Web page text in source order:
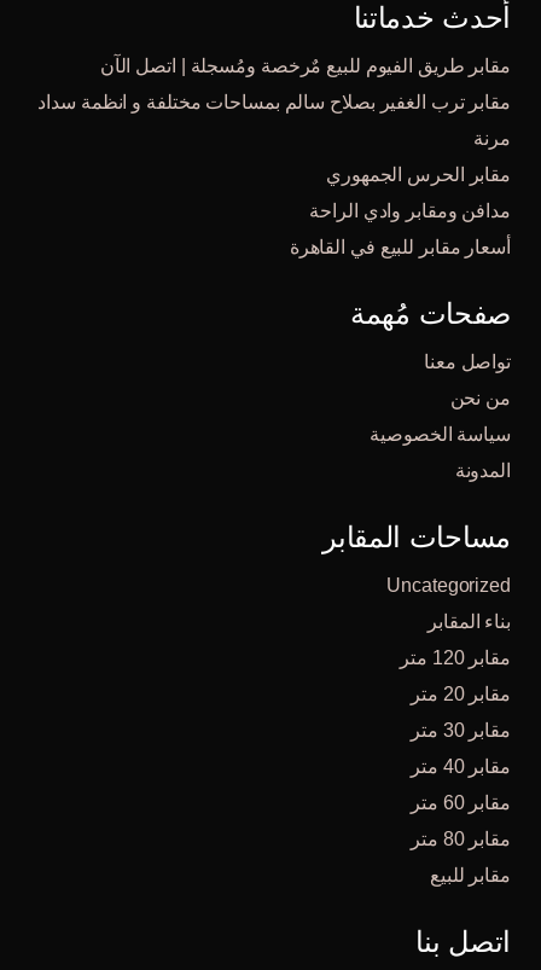
أحدث خدماتنا
مقابر طريق الفيوم للبيع مٌرخصة ومُسجلة | اتصل الآن
مقابر ترب الغفير بصلاح سالم بمساحات مختلفة و انظمة سداد
مرنة
مقابر الحرس الجمهوري
مدافن ومقابر وادي الراحة
أسعار مقابر للبيع في القاهرة
صفحات مُهمة
تواصل معنا
من نحن
سياسة الخصوصية
المدونة
مساحات المقابر
Uncategorized
بناء المقابر
مقابر 120 متر
مقابر 20 متر
مقابر 30 متر
مقابر 40 متر
مقابر 60 متر
مقابر 80 متر
مقابر للبيع
اتصل بنا